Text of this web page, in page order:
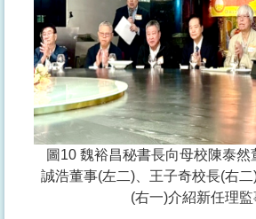
圖10 魏裕昌秘書長向母校陳泰然
誠浩董事(左二)、王子奇校長(右
(右一)介紹新任理監